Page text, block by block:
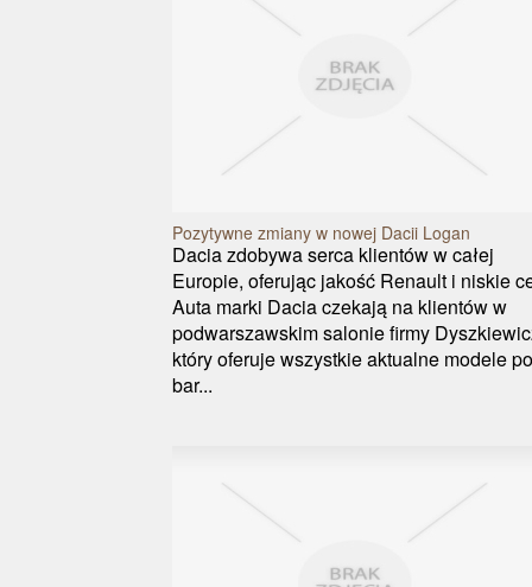
Pozytywne zmiany w nowej Dacii Logan
Dacia zdobywa serca klientów w całej
Europie, oferując jakość Renault i niskie
Auta marki Dacia czekają na klientów w
podwarszawskim salonie firmy
który oferuje wszystkie aktualne modele po
bar...